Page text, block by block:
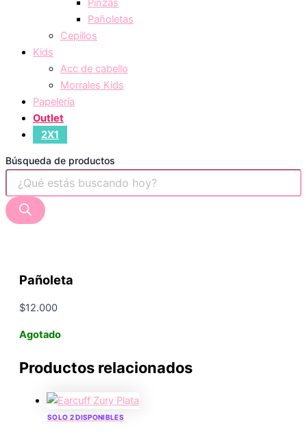
Pinzas
Pañoletas
Cepillos
Kids
Acc de cabello
Morrales Kids
Papelería
Outlet
2X1
Búsqueda de productos
Pañoleta
$12.000
Agotado
Productos relacionados
SOLO 2 DISPONIBLES